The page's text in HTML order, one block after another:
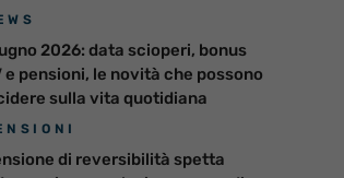
2026: data scioperi, bonus
e pensioni, le novità che possono
sulla vita quotidiana
di reversibilità spetta